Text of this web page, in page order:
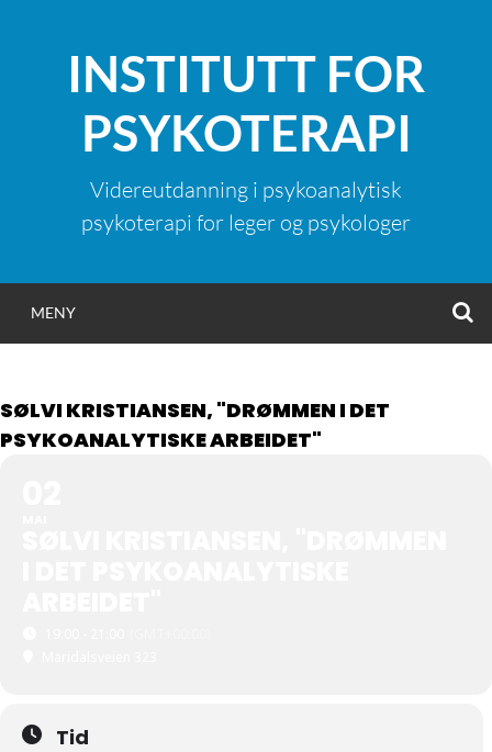
INSTITUTT FOR
PSYKOTERAPI
Videreutdanning i psykoanalytisk
psykoterapi for leger og psykologer
MENY
SØLVI KRISTIANSEN, "DRØMMEN I DET
PSYKOANALYTISKE ARBEIDET"
Tid